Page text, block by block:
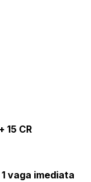
15 CR
1 vaga imediata